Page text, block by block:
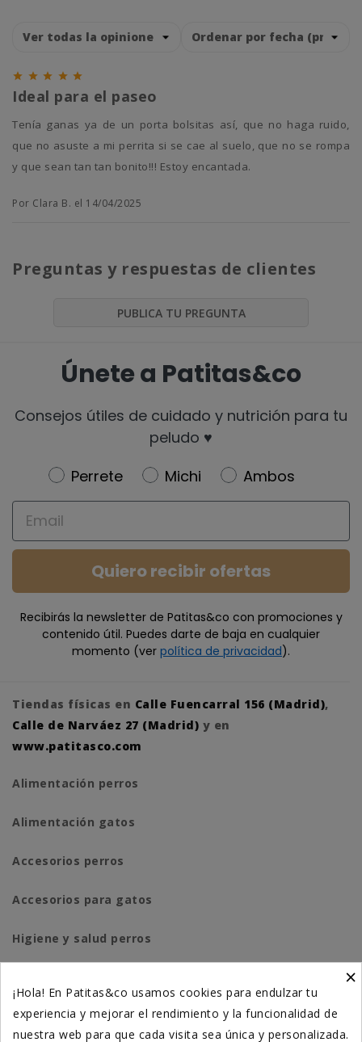
    
Ideal para el paseo
Tenía ganas ya de un porta bolsitas así, que no haga ruido,
que no asuste a mi perrita si se cae al suelo, que no se rompa
y que sean tan tan bonito!!! Estoy encantada.
Por Clara B. el 14/04/2025
Preguntas y respuestas de clientes
PUBLICA TU PREGUNTA
Únete a Patitas&co
Consejos útiles de cuidado y nutrición para tu
peludo ♥️
Newsletter
Perrete Michi
Ambos
Email
Quiero recibir ofertas
Recibirás la newsletter de Patitas&co con promociones y
contenido útil. Puedes darte de baja en cualquier
momento (ver política de privacidad).
Tiendas físicas en Calle Fuencarral 156 (Madrid),
Calle de Narváez 27 (Madrid) y en
www.patitasco.com
Alimentación perros
Alimentación gatos
Accesorios perros
Accesorios para gatos
Higiene y salud perros
Suplementación natural
×
¡Hola! En Patitas&co usamos cookies para endulzar tu
experiencia y mejorar el rendimiento y la funcionalidad de
nuestra web para que cada visita sea única y personalizada.